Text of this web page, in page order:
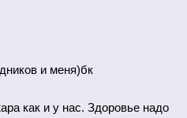
и меня)бк
как и у нас. Здоровье надо